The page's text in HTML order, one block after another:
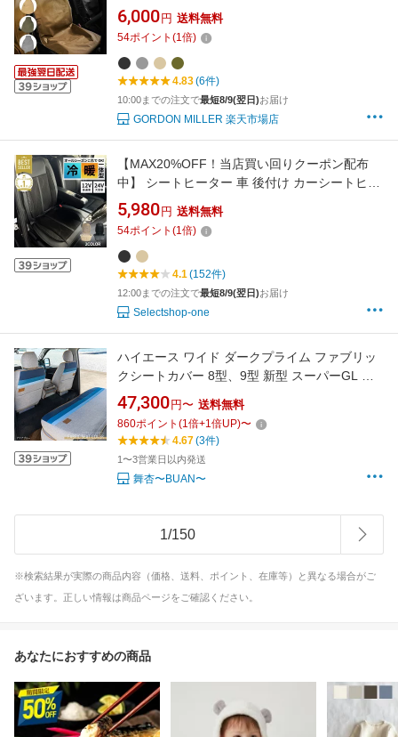
ー 座席 運転席 助手席 かけるだけ 簡単フロント
収納袋付 カー用品 汎用 耐久 撥水 防汚 PVC シ
ンプル オシャレ コーデュラ CORDURA 車 ジム
ニー JB64 ランドクルーザー60
6,000 円 送料無料
54ポイント (1倍)
4.83(6件)
10:00までの注文で最短8/9(翌日)お届け
GORDON MILLER 楽天市場店
【MAX20%OFF！当店買い回りクーポン配布
中】 シートヒーター 車 後付け カーシートヒー
ター クールシートヒーター 12v 24v 座布団 座
席 シガーソケット USB 後付 シートカバー 温風
冷風 冬 夏 暖かい 涼しい 3段階調節 運転席 助
手席 トラック バス 車用
5,980 円 送料無料
54ポイント (1倍)
4.1(152件)
12:00までの注文で最短8/9(翌日)お届け
Selectshop-one
ハイエース ワイド ダークプライム ファブリッ
クシートカバー 8型、9型 新型 スーパーGL 標
準ボディ ワイドボディ 撥水加工 防汚加工 ひっ
かき傷にも強く、滑りにくい加工済み
47,300 円〜 送料無料
860ポイント (1倍+1倍UP)〜
4.67(3件)
1〜3営業日以内発送
舞杏〜BUAN〜
1/150
※検索結果が実際の商品内容（価格、送料、ポイント、在庫等）と異なる場合がご
ざいます。正しい情報は商品ページをご確認ください。
あなたにおすすめの商品